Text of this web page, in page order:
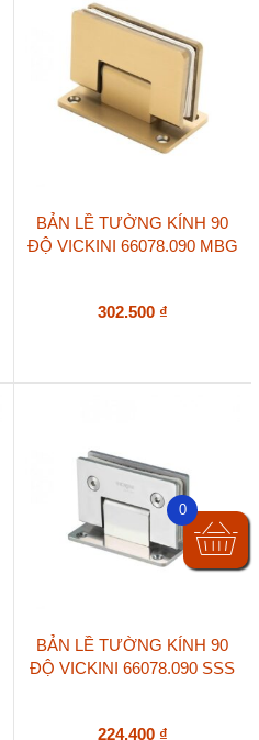
BẢN LỀ TƯỜNG KÍNH 90
ĐỘ VICKINI 66078.090 MBG
302.500 ₫
BẢN LỀ TƯỜNG KÍNH 90
ĐỘ VICKINI 66078.090 SSS
224.400 ₫
0